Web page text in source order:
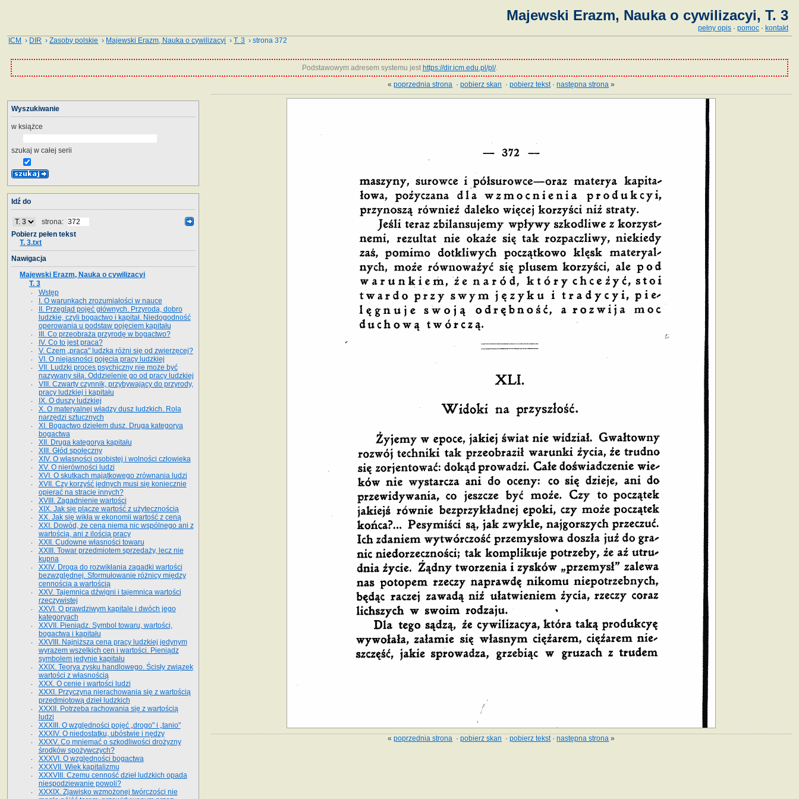
Majewski Erazm, Nauka o cywilizacyi, T. 3
pełny opis · pomoc · kontakt
ICM › DIR ›Zasoby polskie › Majewski Erazm, Nauka o cywilizacyi ›T. 3 › strona 372
Podstawowym adresem systemu jest https://dir.icm.edu.pl/pl/.
«poprzednia strona ·pobierz skan ·pobierz tekst·następna strona »
«poprzednia strona ·pobierz skan ·pobierz tekst·następna strona »
Wyszukiwanie
w książce
szukaj w całej serii
Idź do
strona:
Pobierz pełen tekst
T. 3.txt
Nawigacja
Majewski Erazm, Nauka o cywilizacyi
T. 3
Wstęp
I. O warunkach zrozumiałości w nauce
II. Przegląd pojęć głównych. Przyroda, dobro
ludzkie, czyli bogactwo i kapitał. Niedogodność
operowania u podstaw pojęciem kapitału
III. Co przeobraża przyrodę w bogactwo?
IV. Co to jest praca?
V. Czem „praca" ludzka różni się od zwierzęcej?
VI. O niejasności pojęcia pracy ludzkiej
VII. Ludzki proces psychiczny nie może być
nazywany siłą. Oddzielenie go od pracy ludzkiej
VIII. Czwarty czynnik, przybywający do przyrody,
pracy ludzkiej i kapitału
IX. O duszy ludzkiej
X. O materyalnej władzy dusz ludzkich. Rola
narzędzi sztucznych
XI. Bogactwo dziełem dusz. Druga kategorya
bogactwa
XII. Druga kategorya kapitału
XIII. Głód społeczny
XIV. O własności osobistej i wolności człowieka
XV. O nierówności ludzi
XVI. O skutkach majątkowego zrównania ludzi
XVII. Czy korzyść jednych musi się koniecznie
opierać na stracie innych?
XVIII. Zagadnienie wartości
XIX. Jak się plącze wartość z użytecznością
XX. Jak się wikła w ekonomii wartość z ceną
XXI. Dowód, że cena niema nic wspólnego ani z
wartością, ani z ilością pracy
XXII. Cudowne własności towaru
XXIII. Towar przedmiotem sprzedaży, lecz nie
kupna
XXIV. Droga do rozwikłania zagadki wartości
bezwzględnej. Sformułowanie różnicy między
cennością a wartością
XXV. Tajemnica dźwigni i tajemnica wartości
rzeczywistej
XXVI. O prawdziwym kapitale i dwóch jego
kategoryach
XXVII. Pieniądz. Symbol towaru, wartości,
bogactwa i kapitału
XXVIII. Najniższa cena pracy ludzkiej jedynym
wyrazem wszelkich cen i wartości. Pieniądz
symbolem jedynie kapitału
XXIX. Teorya zysku handlowego. Ścisły związek
wartości z własnością
XXX. O cenie i wartości ludzi
XXXI. Przyczyna nierachowania się z wartością
przedmiotową dzieł ludzkich
XXXII. Potrzeba rachowania się z wartością
ludzi
XXXIII. O względności pojęć „drogo" i „tanio"
XXXIV. O niedostatku, ubóstwie i nędzy
XXXV. Co mniemać o szkodliwości drożyzny
środków spożywczych?
XXXVI. O względności bogactwa
XXXVII. Wiek kapitalizmu
XXXVIII. Czemu cenność dzieł ludzkich opada
niespodziewanie powoli?
XXXIX. Zjawisko wzmożonej twórczości nie